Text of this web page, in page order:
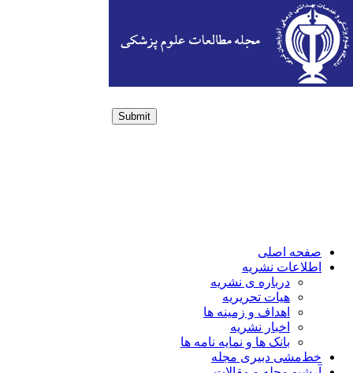
Submit
صفحه اصلی
اطلاعات نشریه
درباره ی نشریه
هیات تحریریه
اهداف و زمینه ها
اخبار نشریه
بانک ها و نمایه نامه ها
خط‌مشی دبیری مجله